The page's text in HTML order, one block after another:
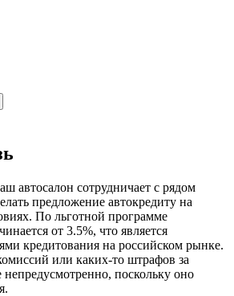
автосалон сотрудничает с рядом
предложение автокредиту на
По льготной программе
от 3.5%, что является
кредитования на российском рынке.
или каких-то штрафов за
поскольку оно